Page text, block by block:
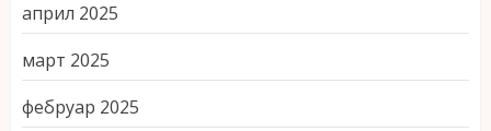
април 2025
март 2025
фебруар 2025